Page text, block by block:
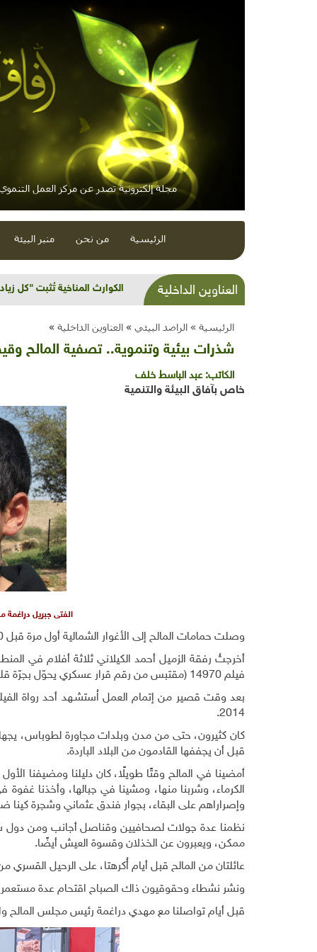
مجلة إلكترونية تصدر عن مركز العمل
الرئيسية من نحن منبر البيئة
العناوين الداخلية شذرات بيئية وتنموية..
الرئيسية » الراصد البيئي » العناوين الداخلية »
شذرات بيئية وتنموية.. تصفية المالح
الكاتب:عبد الباسط خلف
خاص بآفاق البيئة والتنمية
الفتى جبريل دراغمة
وصلت حمامات المالح إلى الأغوار الشمالية أول مرة قبل 20 عامًا، وبدأت العمل فيها منذ عام 2012.
أخرجتُ رفقة الزميل أحمد الكيلاني ثلاثة أفلام في
فيلم 14970 (مقتبس من رقم قرار عسكري يحوّل بجرّة قلم بيوت أهل المنطقة إلى ساحات رماية بالذخيرة الحيّة).
بعد وقت قصير من إتمام العمل اُستشـهد أحد رواة
2014.
كان كثيرون، حتى من مدن وبلدات مجاورة لطوباس،
قبل أن يجففها القادمون من البلاد الباردة.
أمضينا في المالح وقتًا طويلًا، كان دليلنا ومضيفنا
الكرماء، وشربنا منها، ومشينا في جبالها، وأخذنا
وإصراراهم على البقاء، بجوار فندق عثماني وشجرة كينا
نظمنا عدة جولات لصحافيين وقناصل أجانب ومن
ممكن، ويعبرون عن الخذلان وقسوة العيش أيضًا.
عائلتان من المالح قبل أيام أُكرهتا، على الرحيل
ونشر نشطاء وحقوقيون ذاك الصباح اقتحام عدة مستعمرين المالح وسرقتهم أكثر
قبل أيام تواصلنا مع مهدي دراغمة رئيس مجلس المالح